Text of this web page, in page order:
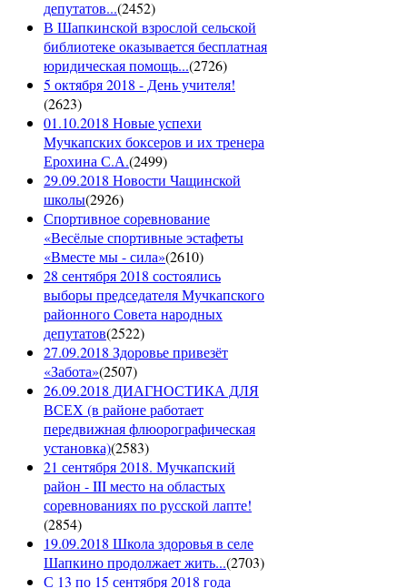
депутатов...(2452)
В Шапкинской взрослой сельской
библиотеке оказывается бесплатная
юридическая помощь...(2726)
5 октября 2018 - День учителя!
(2623)
01.10.2018 Новые успехи
Мучкапских боксеров и их тренера
Ерохина С.А.(2499)
29.09.2018 Новости Чащинской
школы(2926)
Спортивное соревнование
«Весёлые спортивные эстафеты
«Вместе мы - сила»(2610)
28 сентября 2018 состоялись
выборы председателя Мучкапского
районного Совета народных
депутатов(2522)
27.09.2018 Здоровье привезёт
«Забота»(2507)
26.09.2018 ДИАГНОСТИКА ДЛЯ
ВСЕХ (в районе работает
передвижная флюорографическая
установка)(2583)
21 сентября 2018. Мучкапский
район - III место на областых
соревнованиях по русской лапте!
(2854)
19.09.2018 Школа здоровья в селе
Шапкино продолжает жить...(2703)
С 13 по 15 сентября 2018 года